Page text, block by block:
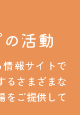
活動
報サイトで
るさまざまな
をご提供して